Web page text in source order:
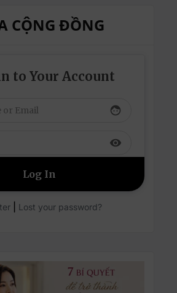
CỘNG ĐỒNG
to Your Account
face
visibility
| Lost your password?